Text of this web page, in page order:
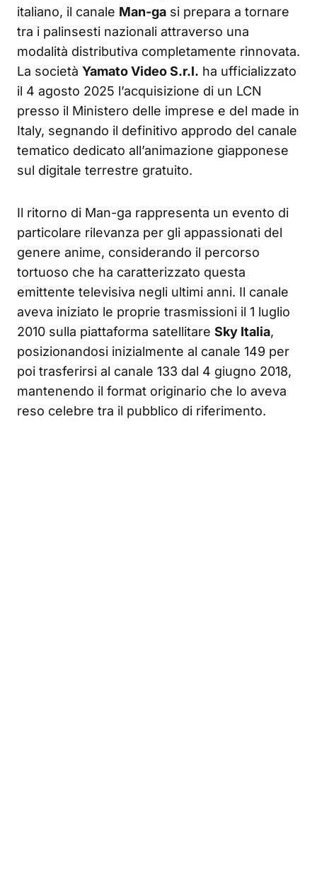
italiano, il canale Man-ga si prepara a tornare
tra i palinsesti nazionali attraverso una
modalità distributiva completamente rinnovata.
La società Yamato Video S.r.l. ha ufficializzato
il 4 agosto 2025 l’acquisizione di un LCN
presso il Ministero delle imprese e del made in
Italy, segnando il definitivo approdo del canale
tematico dedicato all’animazione giapponese
sul digitale terrestre gratuito.
Il ritorno di Man-ga rappresenta un evento di
particolare rilevanza per gli appassionati del
genere anime, considerando il percorso
tortuoso che ha caratterizzato questa
emittente televisiva negli ultimi anni. Il canale
aveva iniziato le proprie trasmissioni il 1 luglio
2010 sulla piattaforma satellitare Sky Italia,
posizionandosi inizialmente al canale 149 per
poi trasferirsi al canale 133 dal 4 giugno 2018,
mantenendo il format originario che lo aveva
reso celebre tra il pubblico di riferimento.